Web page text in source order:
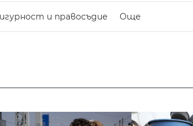
и правосъдие Още